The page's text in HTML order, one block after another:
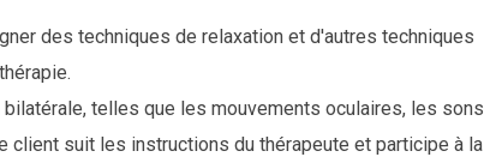
des techniques de relaxation et d'autres techniques
telles que les mouvements oculaires, les sons
client suit les instructions du thérapeute et participe à la